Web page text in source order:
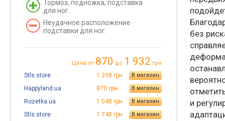
Тормоз, подножка, подставка
для ног.
Неудачное расположение
подставки для ног.
Цена от 870 до 1 932 грн.
Stls.store 1 208 грн. В магазин
Happyland.ua 870 грн. В магазин
Rozetka.ua 1 048 грн. В магазин
Stls.store 1 748 грн. В магазин
без
и